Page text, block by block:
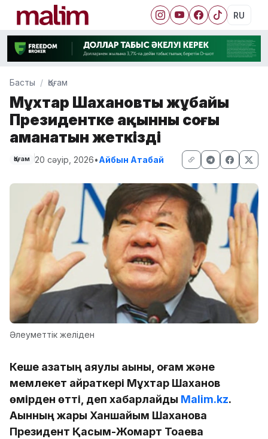
RU
Басты Қоғам
Мұхтар Шахановтың жұбайы
Президентке ақынның соңғы
аманатын жеткізді
Қоғам 20 сәуір, 2026•Айбын Атабай
Әлеуметтік желіден
Кеше қазақтың аяулы ақыны, қоғам және
мемлекет қайраткері Мұхтар Шаханов
өмірден өтті, деп хабарлайды Malim.kz.
Ақынның жары Ханшайым Шаханова
Президент Қасым-Жомарт Тоқаевқа